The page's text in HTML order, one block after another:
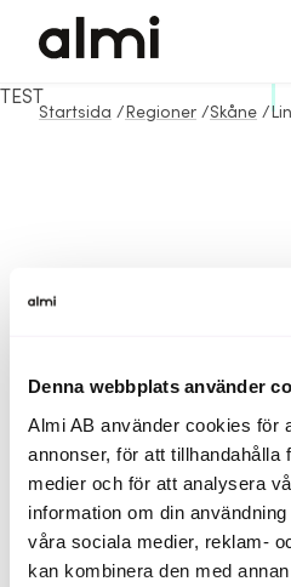
Denna webbplats använder
Almi AB använder cookies för
annonser, för att tillhandahålla
medier och för att analysera
information om din
våra sociala medier, reklam-
kan kombinera den med
Startsida / Regioner /Skåne /
TEST